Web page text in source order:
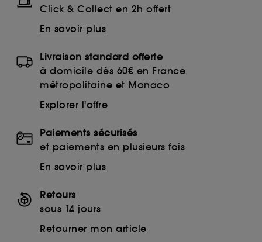
Click & Collect en 2h offert
En savoir plus
Livraison standard offerte
à domicile dès 60€ en France
métropolitaine et Monaco
Explorer l'offre
Paiements sécurisés
et paiements en plusieurs fois
En savoir plus
Retours
sous 14 jours
Retourner mon article